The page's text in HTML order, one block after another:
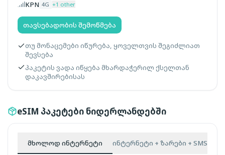
KPN 4G +1 other
თავსებადობის შემოწმება
თუ მონაცემები იწურება, ყოველთვის შეგიძლიათ
შევსება
პაკეტის ვადა იწყება მხარდაჭერილ ქსელთან
დაკავშირებისას
eSIM პაკეტები ნიდერლანდებში
მხოლოდ ინტერნეტი ინტერნეტი + ზარები + SMS